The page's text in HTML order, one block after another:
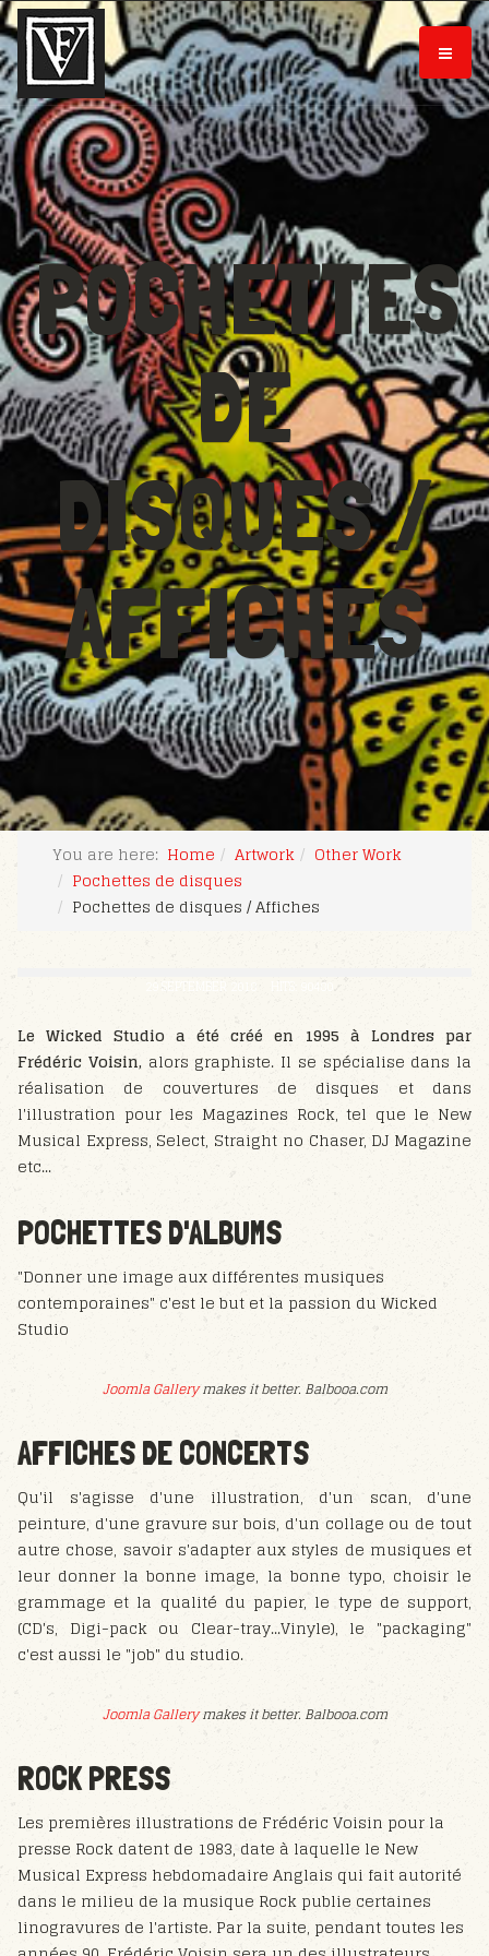
POCHETTES
DE
DISQUES /
AFFICHES
You are here: Home Artwork
Other Work
Pochettes de disques
Pochettes de disques / Affiches
29 SEPTEMBER 2018 HITS: 90480
Le Wicked Studio a été créé en 1995 à Londres par
Frédéric Voisin, alors graphiste. Il se spécialise dans la
réalisation de couvertures de disques et dans
l'illustration pour les Magazines Rock, tel que le New
Musical Express, Select, Straight no Chaser, DJ Magazine
etc...
POCHETTES D'ALBUMS
"Donner une image aux différentes musiques
contemporaines" c'est le but et la passion du Wicked
Studio
Joomla Gallerymakes it better. Balbooa.com
AFFICHES DE CONCERTS
Qu'il s'agisse d'une illustration, d'un scan, d'une
peinture, d'une gravure sur bois, d'un collage ou de tout
autre chose, savoir s'adapter aux styles de musiques et
leur donner la bonne image, la bonne typo, choisir le
grammage et la qualité du papier, le type de support,
(CD's, Digi-pack ou Clear-tray...Vinyle), le "packaging"
c'est aussi le "job" du studio.
Joomla Gallerymakes it better. Balbooa.com
ROCK PRESS
Les premières illustrations de Frédéric Voisin pour la
presse Rock datent de 1983, date à laquelle le New
Musical Express hebdomadaire Anglais qui fait autorité
dans le milieu de la musique Rock publie certaines
linogravures de l'artiste. Par la suite, pendant toutes les